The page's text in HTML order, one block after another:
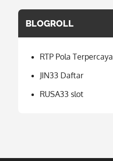
BLOGROLL
RTP Pola Terpercaya
JIN33 Daftar
RUSA33 slot